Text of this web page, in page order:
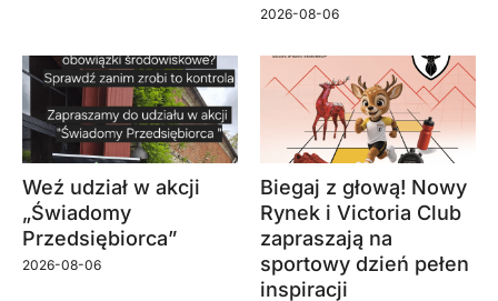
2026-08-06
Weź udział w akcji
„Świadomy
Przedsiębiorca”
2026-08-06
Biegaj z głową! Nowy
Rynek i Victoria Club
zapraszają na
sportowy dzień pełen
inspiracji